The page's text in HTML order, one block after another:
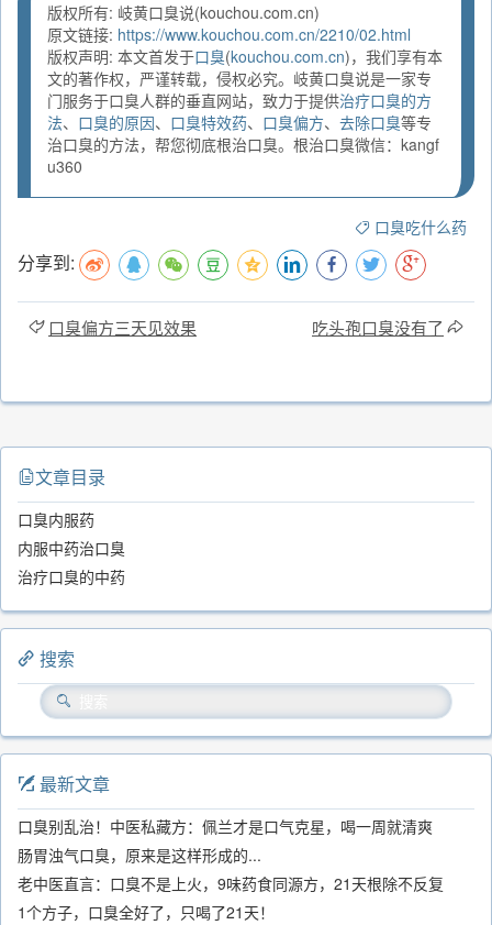
版权所有: 岐黄口臭说(kouchou.com.cn)
原文链接: https://www.kouchou.com.cn/2210/02.html
版权声明: 本文首发于口臭(kouchou.com.cn)，我们享有本
文的著作权，严谨转载，侵权必究。岐黄口臭说是一家专
门服务于口臭人群的垂直网站，致力于提供治疗口臭的方
法、 口臭的原因、 口臭特效药、 口臭偏方、 去除口臭等专
治口臭的方法，帮您彻底根治口臭。根治口臭微信：kangf
u360
口臭吃什么药
分享到:
口臭偏方三天见效果 吃头孢口臭没有了
文章目录
口臭内服药
内服中药治口臭
治疗口臭的中药
搜索
最新文章
口臭别乱治！中医私藏方：佩兰才是口气克星，喝一周就清爽
肠胃浊气口臭，原来是这样形成的...
老中医直言：口臭不是上火，9味药食同源方，21天根除不反复
1个方子，口臭全好了，只喝了21天！